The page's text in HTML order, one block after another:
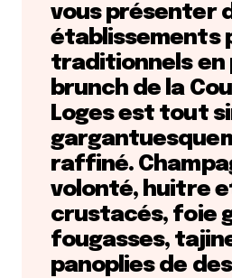
vous présenter
établissements
traditionnels en
brunch de la
Loges est tout
raffiné.
volonté, huitre
crustacés, foie
fougasses,
panoplies de